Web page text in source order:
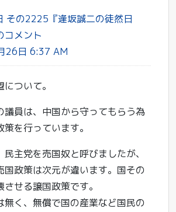
その2225『逢坂誠二の徒然日
コメント
26日 6:37 AM
ついて。
員は、中国から守ってもらう為
策を行っています。
民主党を売国奴と呼びましたが、
国政策は次元が違います。国その
させる譲国政策です。
無く、無償で国の産業など国民の